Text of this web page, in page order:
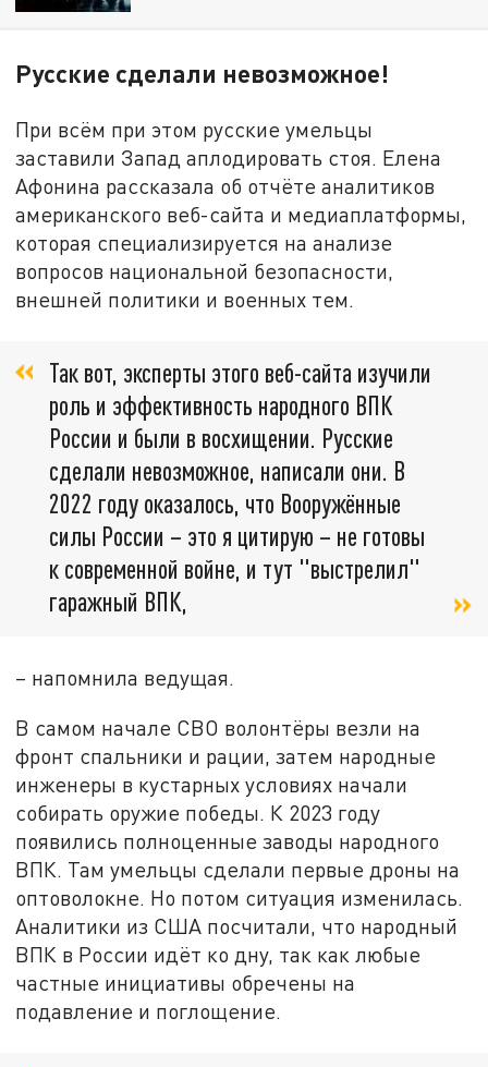
Русские сделали невозможное!
При всём при этом русские умельцы
заставили Запад аплодировать стоя. Елена
Афонина рассказала об отчёте аналитиков
американского веб-сайта и медиаплатформы,
которая специализируется на анализе
вопросов национальной безопасности,
внешней политики и военных тем.
Так вот, эксперты этого веб-сайта изучили
роль и эффективность народного ВПК
России и были в восхищении. Русские
сделали невозможное, написали они. В
2022 году оказалось, что Вооружённые
силы России – это я цитирую – не готовы
к современной войне, и тут "выстрелил"
гаражный ВПК,
– напомнила ведущая.
В самом начале СВО волонтёры везли на
фронт спальники и рации, затем народные
инженеры в кустарных условиях начали
собирать оружие победы. К 2023 году
появились полноценные заводы народного
ВПК. Там умельцы сделали первые дроны на
оптоволокне. Но потом ситуация изменилась.
Аналитики из США посчитали, что народный
ВПК в России идёт ко дну, так как любые
частные инициативы обречены на
подавление и поглощение.